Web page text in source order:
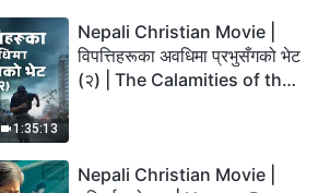
1:35:13
Nepali Christian Movie |
विपत्तिहरूका अवधिमा प्रभुसँगको भेट
(२) | The Calamities of the
Nepali Christian Movie |